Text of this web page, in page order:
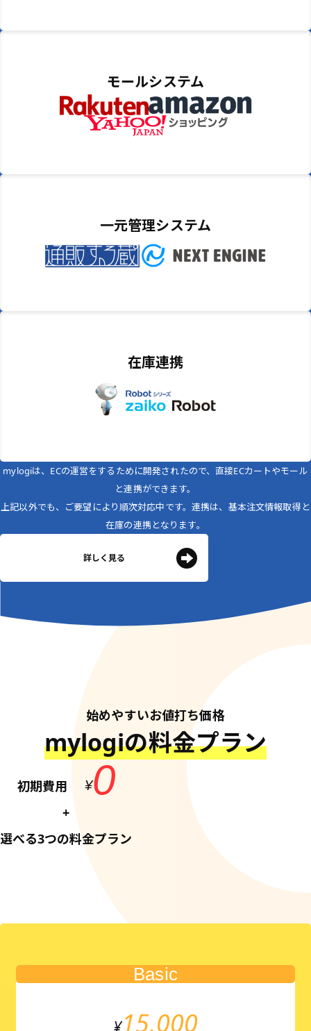
モールシステム
一元管理システム
在庫連携
mylogiは、ECの運営をするために開発されたので、直接ECカートやモール
と連携ができます。
上記以外でも、ご要望により順次対応中です。連携は、基本注文情報取得と
在庫の連携となります。
詳しく見る
mylogiの料金プラン
始めやすいお値打ち価格
初期費用 ¥0
+
選べる3つの料金プラン
Basic
¥15,000